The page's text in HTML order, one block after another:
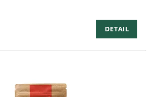
DETAIL